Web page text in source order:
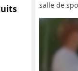
salle de